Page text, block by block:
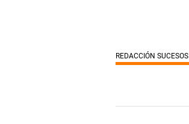
REDACCIÓN SUCESOS